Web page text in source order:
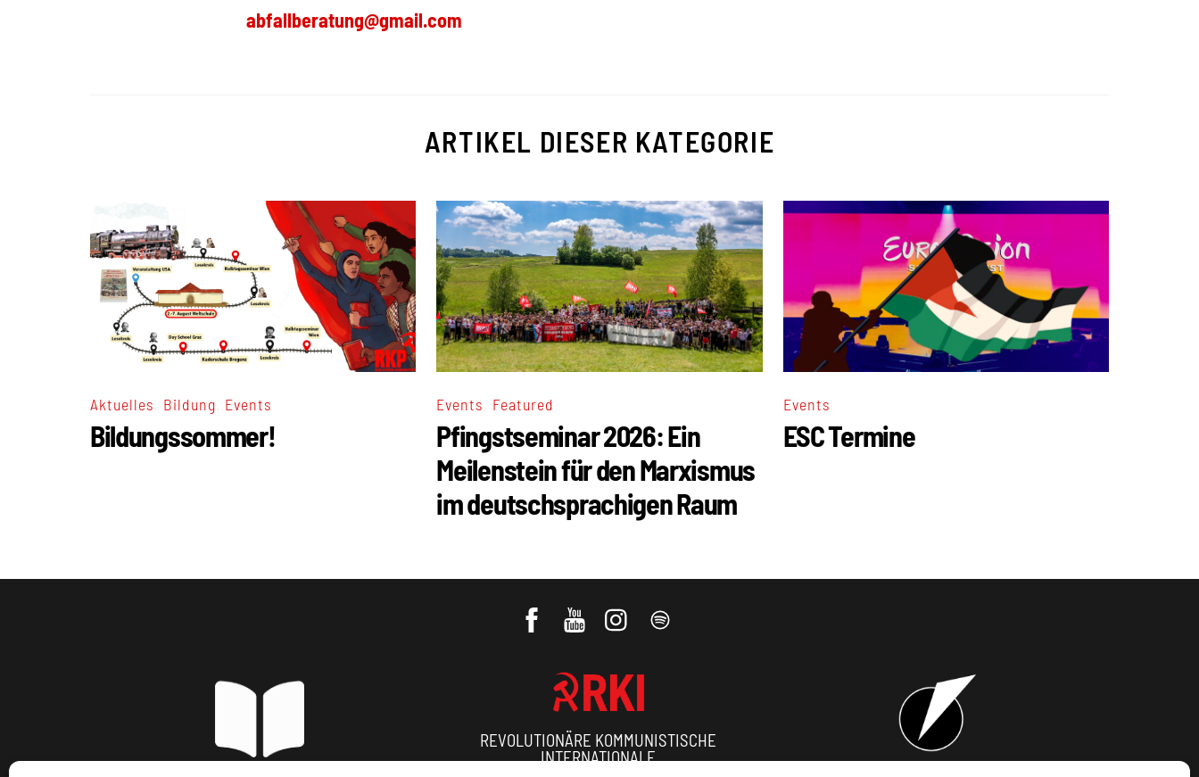
abfallberatung@gmail.com
ARTIKEL DIESER KATEGORIE
Aktuelles Bildung Events
Bildungssommer!
Events Featured
Pfingstseminar 2026: Ein
Meilenstein für den Marxismus
im deutschsprachigen Raum
Events
ESC Termine
REVOLUTIONÄRE KOMMUNISTISCHE
INTERNATIONALE